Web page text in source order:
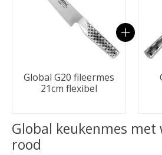
Global G20 fileermes
21cm flexibel
Global keukenmes
rood